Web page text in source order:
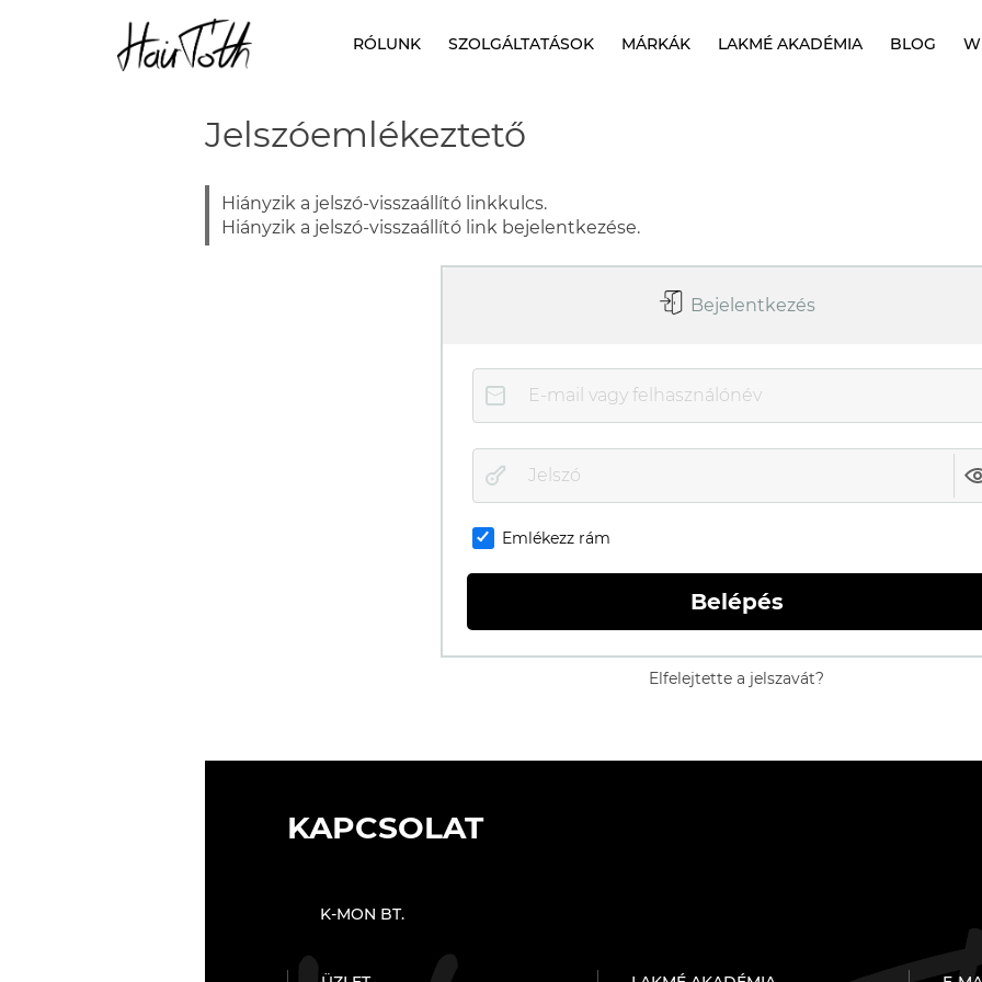
RÓLUNK SZOLGÁLTATÁSOK MÁRKÁK LAKMÉ AKADÉMIA BLOG
Jelszóemlékeztető
Hiányzik a jelszó-visszaállító linkkulcs.
Hiányzik a jelszó-visszaállító link bejelentkezése.
Bejelentkezés
Emlékezz rám
Belépés
Elfelejtette a jelszavát?
KAPCSOLAT
K-MON BT.